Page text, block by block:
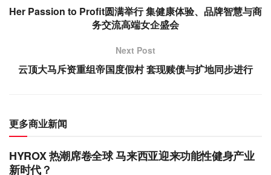
Her Passion to Profit圆满举行 集健康体验、品牌智慧与商
务交流高端女企盛会
Next Post
云顶大马斥资重组帝国度假村 套现赎债与扩地同步进行
更多商业新闻
HYROX 热潮席卷全球 马来西亚迎来功能性健身产业
新时代？